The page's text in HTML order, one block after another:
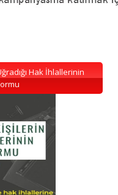
Hak İhlallerinin